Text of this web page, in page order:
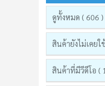
ดูทั้งหมด ( 606 )
สินค้ายังไม่เคยใ
สินค้าที่มีวีดีโอ (